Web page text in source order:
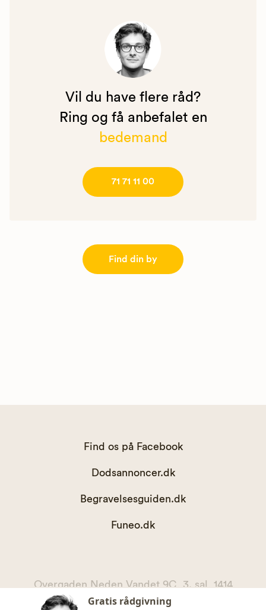
Vil du have flere råd?
Ring og få anbefalet en
bedemand
71 71 11 00
Find din by
Find os på Facebook
Dodsannoncer.dk
Begravelsesguiden.dk
Funeo.dk
Overgaden Neden Vandet 9C, 3. sal, 1414
København K
Gratis rådgivning